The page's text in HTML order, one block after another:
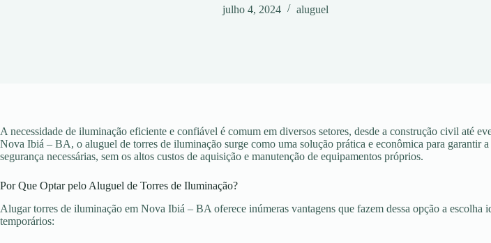
julho 4, 2024 aluguel
A necessidade de iluminação eficiente e confiável é comum em diversos setores, desde a construção civil até
Nova Ibiá – BA, o aluguel de torres de iluminação surge como uma solução prática e econômica para garantir
segurança necessárias, sem os altos custos de aquisição e manutenção de equipamentos próprios.
Por Que Optar pelo Aluguel de Torres de Iluminação?
Alugar torres de iluminação em Nova Ibiá – BA oferece inúmeras vantagens que fazem dessa opção a escolha
temporários: